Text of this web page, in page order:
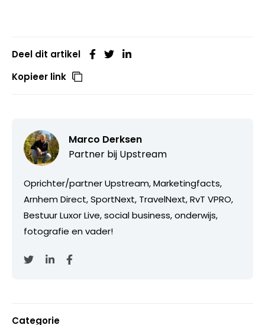
Deel dit artikel
Kopieer link
Marco Derksen
Partner bij Upstream
Oprichter/partner Upstream, Marketingfacts,
Arnhem Direct, SportNext, TravelNext, RvT VPRO,
Bestuur Luxor Live, social business, onderwijs,
fotografie en vader!
Categorie